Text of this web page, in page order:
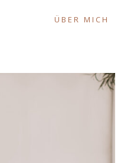
ÜBER MICH